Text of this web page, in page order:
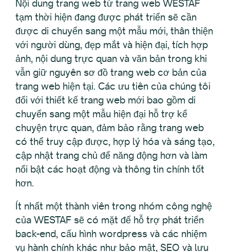
Nội dung trang web từ trang web WESTAF
tạm thời hiện đang được phát triển sẽ cần
được di chuyển sang một mẫu mới, thân thiện
với người dùng, đẹp mắt và hiện đại, tích hợp
ảnh, nội dung trực quan và văn bản trong khi
vẫn giữ nguyên sơ đồ trang web cơ bản của
trang web hiện tại. Các ưu tiên của chúng tôi
đối với thiết kế trang web mới bao gồm di
chuyển sang một mẫu hiện đại hỗ trợ kể
chuyện trực quan, đảm bảo rằng trang web
có thể truy cập được, hợp lý hóa và sáng tạo,
cập nhật trang chủ để năng động hơn và làm
nổi bật các hoạt động và thông tin chính tốt
hơn.
Ít nhất một thành viên trong nhóm công nghệ
của WESTAF sẽ có mặt để hỗ trợ phát triển
back-end, cấu hình wordpress và các nhiệm
vụ hành chính khác như bảo mật, SEO và lưu